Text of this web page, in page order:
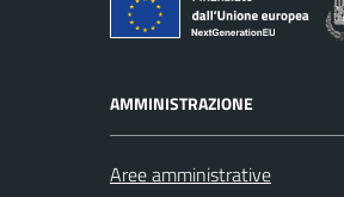
AMMINISTRAZIONE
Aree amministrative